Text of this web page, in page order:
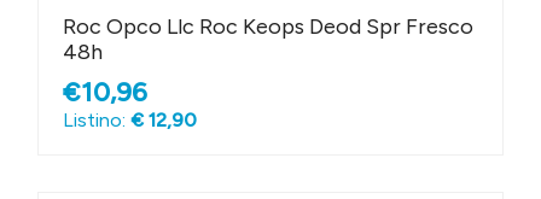
Roc Opco Llc Roc Keops Deod Spr Fresco
48h
€10,96
Listino: € 12,90